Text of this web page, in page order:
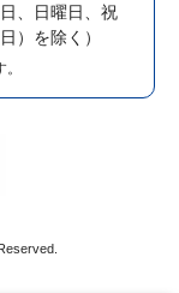
日、日曜日、祝
）を除く）